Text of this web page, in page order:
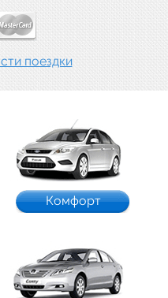
поездки
Комфорт